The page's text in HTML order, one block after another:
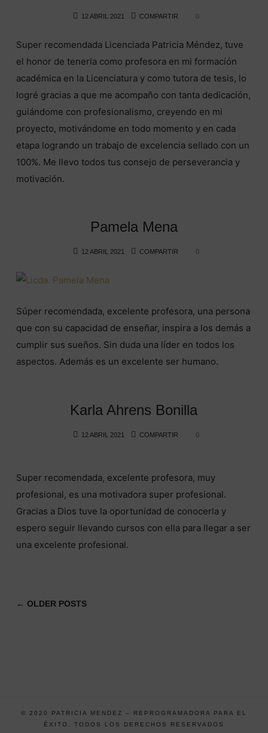
12 ABRIL 2021 COMPARTIR 0
Super recomendada Licenciada Patricia Méndez, tuve
el honor de tenerla como profesora en mi formación
académica en la Licenciatura y como tutora de tesis, lo
logré gracias a que me acompaño con tanta dedicación,
guiándome con profesionalismo, creyendo en mi
proyecto, motivándome en todo momento y en cada
etapa logrando un trabajo de excelencia sellado con un
100%. Me llevo todos tus consejo de perseverancia y
motivación.
Pamela Mena
12 ABRIL 2021 COMPARTIR 0
Súper recomendada, excelente profesora, una persona
que con su capacidad de enseñar, inspira a los demás a
cumplir sus sueños. Sin duda una líder en todos los
aspectos. Además es un excelente ser humano.
Karla Ahrens Bonilla
12 ABRIL 2021 COMPARTIR 0
Super recomendada, excelente profesora, muy
profesional, es una motivadora super profesional.
Gracias a Dios tuve la oportunidad de conocerla y
espero seguir llevando cursos con ella para llegar a ser
una excelente profesional.
← OLDER POSTS
© 2020 PATRICIA MENDEZ – REPROGRAMADORA PARA EL
ÉXITO. TODOS LOS DERECHOS RESERVADOS